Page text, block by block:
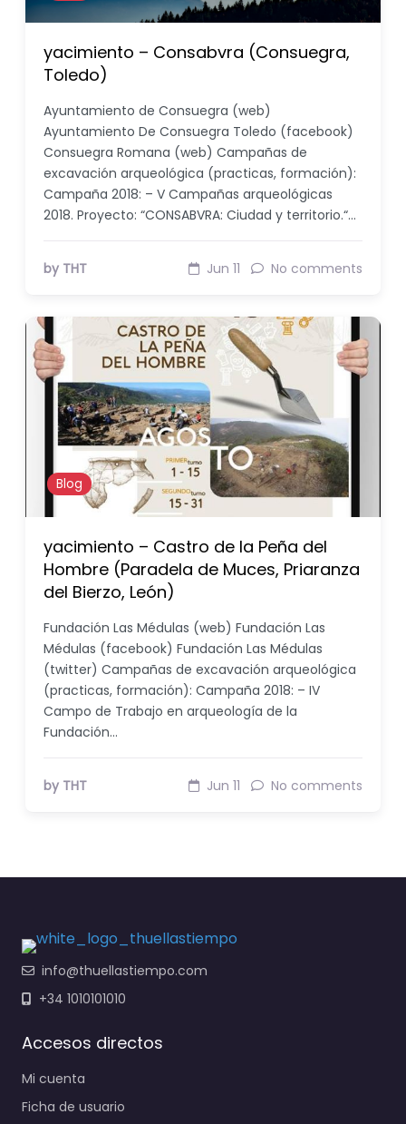
yacimiento – Consabvra (Consuegra,
Toledo)
Ayuntamiento de Consuegra (web)
Ayuntamiento De Consuegra Toledo (facebook)
Consuegra Romana (web) Campañas de
excavación arqueológica (practicas, formación):
Campaña 2018: – V Campañas arqueológicas
2018. Proyecto: “CONSABVRA: Ciudad y territorio.“…
by THT Jun 11 No comments
Blog
yacimiento – Castro de la Peña del
Hombre (Paradela de Muces, Priaranza
del Bierzo, León)
Fundación Las Médulas (web) Fundación Las
Médulas (facebook) Fundación Las Médulas
(twitter) Campañas de excavación arqueológica
(practicas, formación): Campaña 2018: – IV
Campo de Trabajo en arqueología de la
Fundación…
by THT Jun 11 No comments
info@thuellastiempo.com
+34 1010101010
Accesos directos
Mi cuenta
Ficha de usuario